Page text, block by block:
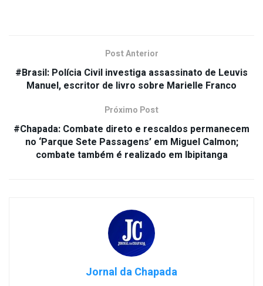
Post Anterior
#Brasil: Polícia Civil investiga assassinato de Leuvis
Manuel, escritor de livro sobre Marielle Franco
Próximo Post
#Chapada: Combate direto e rescaldos permanecem
no ‘Parque Sete Passagens’ em Miguel Calmon;
combate também é realizado em Ibipitanga
Jornal da Chapada